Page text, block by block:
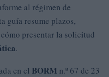
al régimen de
guía resume plazos,
presentar la solicitud
.
en el BORM n.º 67 de 23